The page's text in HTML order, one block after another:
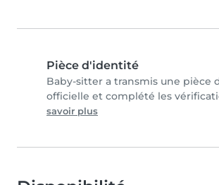
Pièce d'identité
Baby-sitter a transmis une pièce
officielle et complété les
savoir plus